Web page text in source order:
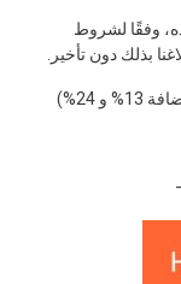
وفقًا لشروط
بذلك دون تأخير.
24%)